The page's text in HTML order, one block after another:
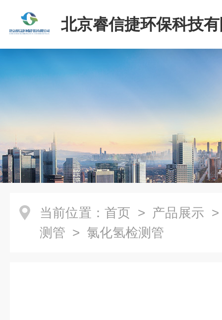
北京睿信捷环保科技
当前位置： 首页 > 产品展示
测管 > 氯化氢检测管